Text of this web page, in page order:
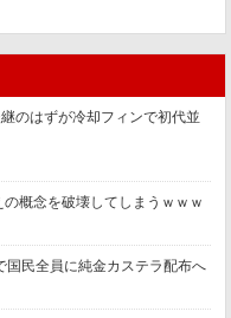
のはずが冷却フィンで初代並
概念を破壊してしまうｗｗｗ
国民全員に純金カステラ配布へ